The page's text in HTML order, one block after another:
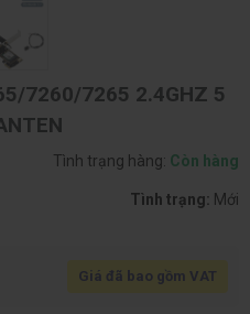
7260/7265 2.4GHZ 5
Tình trạng hàng: Còn hàng
Tình trạng: Mới
Giá đã bao gồm VAT